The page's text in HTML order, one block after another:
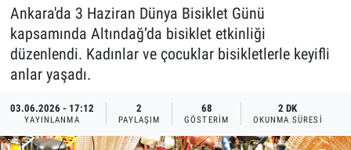
Ankara'da 3 Haziran Dünya Bisiklet Günü
kapsamında Altındağ’da bisiklet etkinliği
düzenlendi. Kadınlar ve çocuklar bisikletlerle keyifli
anlar yaşadı.
03.06.2026 - 17:12
YAYINLANMA
2
PAYLAŞIM
68
GÖSTERIM
2 DK
OKUNMA SÜRESI